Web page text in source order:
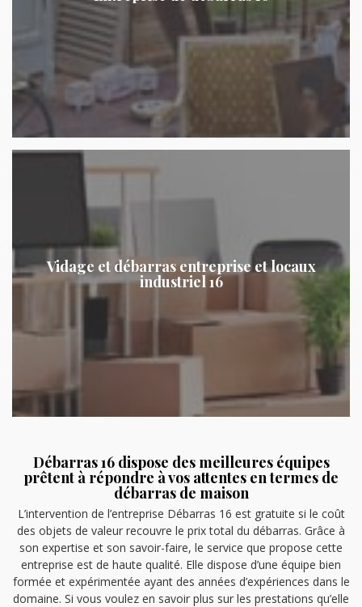
Vidage et débarras entreprise et locaux
industriel 16
Débarras 16 dispose des meilleures équipes
prêtent à répondre à vos attentes en termes de
débarras de maison
L’intervention de l’entreprise Débarras 16 est gratuite si le coût
des objets de valeur recouvre le prix total du débarras. Grâce à
son expertise et son savoir-faire, le service que propose cette
entreprise est de haute qualité. Elle dispose d’une équipe bien
formée et expérimentée ayant des années d’expériences dans le
domaine. Si vous voulez en savoir plus sur les prestations qu’elle